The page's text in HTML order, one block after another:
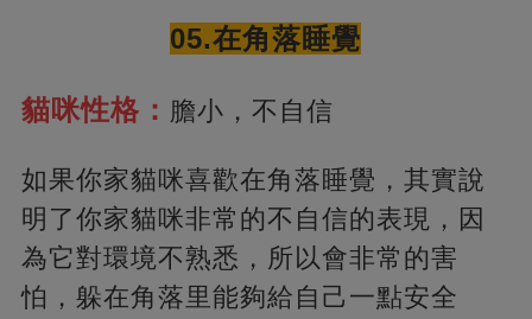
05.在角落睡覺
貓咪性格： 膽小，不自信
如果你家貓咪喜歡在角落睡覺，其實說
明了你家貓咪非常的不自信的表現，因
為它對環境不熟悉，所以會非常的害
怕，躲在角落里能夠給自己一點安全